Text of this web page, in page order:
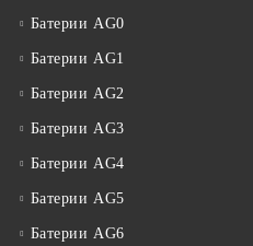
Батерии AG0
Батерии AG1
Батерии AG2
Батерии AG3
Батерии AG4
Батерии AG5
Батерии AG6